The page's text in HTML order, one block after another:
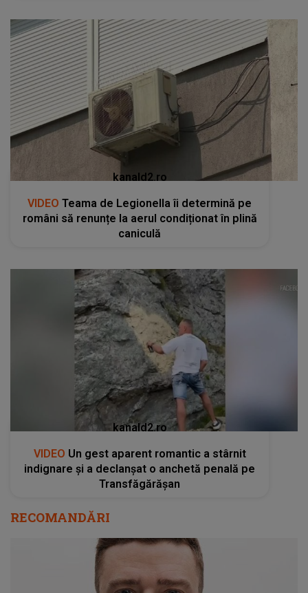
kanald2.ro
VIDEO Teama de Legionella îi determină pe
români să renunțe la aerul condiționat în plină
caniculă
kanald2.ro
VIDEO Un gest aparent romantic a stârnit
indignare și a declanșat o anchetă penală pe
Transfăgărășan
RECOMANDĂRI